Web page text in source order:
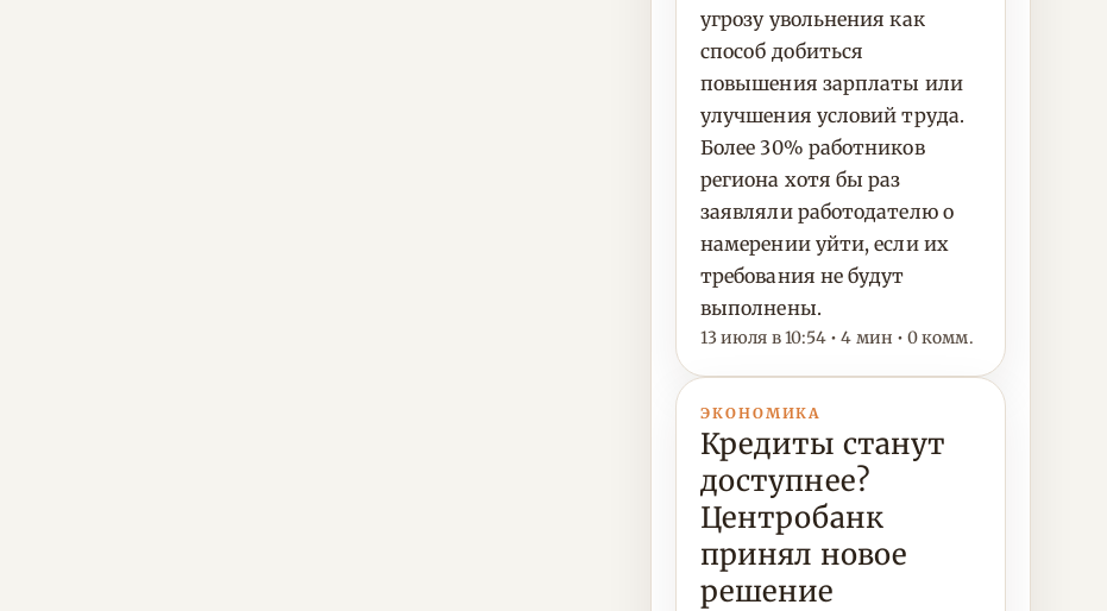
угрозу увольнения как
способ добиться
повышения зарплаты или
улучшения условий труда.
Более 30% работников
региона хотя бы раз
заявляли работодателю о
намерении уйти, если их
требования не будут
выполнены.
13 июля в 10:54 • 4 мин • 0 комм.
ЭКОНОМИКА
Кредиты станут
доступнее?
Центробанк
принял новое
решение